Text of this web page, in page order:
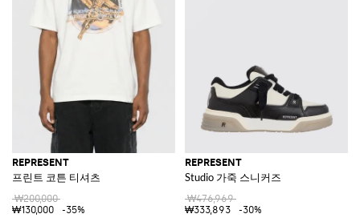
REPRESENT
프린트 코튼 티셔츠
₩200,000
₩130,000
-35%
REPRESENT
Studio 가죽 스니커즈
₩476,969
₩333,893
-30%